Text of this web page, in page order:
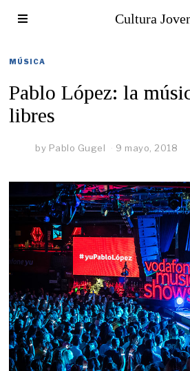
Cultura
MÚSICA
Pablo López: la
libres
by Pablo Gugel 9 mayo, 2018